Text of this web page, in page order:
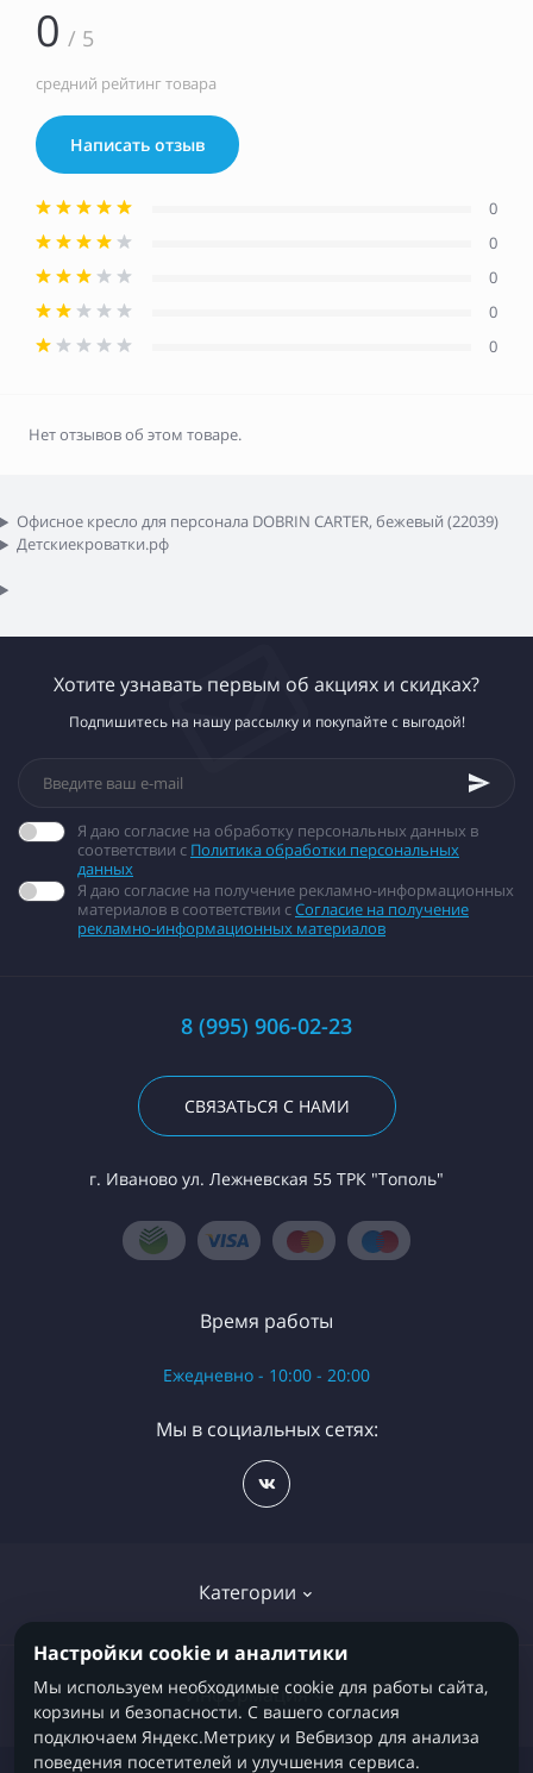
0 / 5
средний рейтинг товара
Написать отзыв
0
0
0
0
0
Нет отзывов об этом товаре.
Офисное кресло для персонала DOBRIN CARTER, бежевый (22039)
Детскиекроватки.рф
Хотите узнавать первым об акциях и скидках?
Подпишитесь на нашу рассылку и покупайте с выгодой!
Я даю согласие на обработку персональных данных в
соответствии с Политика обработки персональных
данных
Я даю согласие на получение рекламно-информационных
материалов в соответствии сСогласие на получение
рекламно-информационных материалов
8 (995) 906-02-23
СВЯЗАТЬСЯ С НАМИ
г. Иваново ул. Лежневская 55 ТРК "Тополь"
Категории
Детские кровати
Детские матрасы
Диваны и кресла-кровати
Информация
Время работы
Ежедневно - 10:00 - 20:00
Мы в социальных сетях:
Настройки cookie и аналитики
Мы используем необходимые cookie для работы сайта,
корзины и безопасности. С вашего согласия
подключаем Яндекс.Метрику и Вебвизор для анализа
поведения посетителей и улучшения сервиса.